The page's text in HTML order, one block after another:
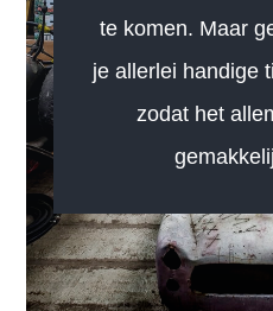
te komen. Maar
je allerlei handige
zodat het